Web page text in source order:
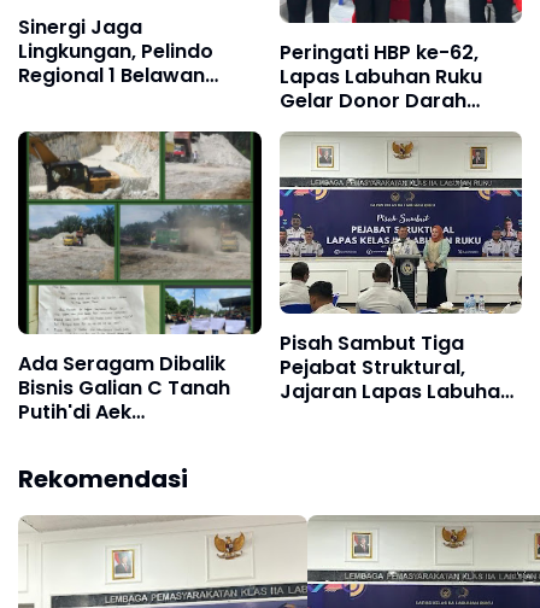
Sinergi Jaga
Lingkungan, Pelindo
Regional 1 Belawan
​Peringati HBP ke-62,
Lapas Labuhan Ruku
Gelar Donor Darah
Bersama PMI Batu Bara
Ada Seragam Dibalik
Bisnis Galian C Tanah
Putih'di Aek
Debu Siapa Makan Keju
dan Bolu
Pisah Sambut Tiga
Pejabat Struktural,
Jajaran Lapas Labuhan
Rekomendasi